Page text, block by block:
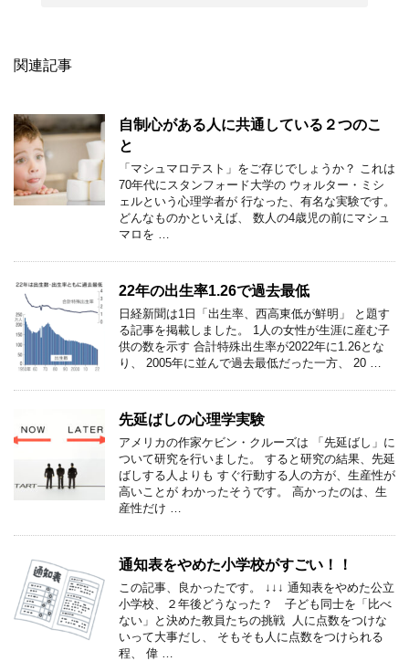
関連記事
自制心がある人に共通している２つのこ
と
「マシュマロテスト」をご存じでしょうか？ これは
70年代にスタンフォード大学の ウォルター・ミシ
ェルという心理学者が 行なった、有名な実験です。
どんなものかといえば、 数人の4歳児の前にマシュ
マロを …
22年の出生率1.26で過去最低
日経新聞は1日「出生率、西高東低が鮮明」 と題す
る記事を掲載しました。 1人の女性が生涯に産む子
供の数を示す 合計特殊出生率が2022年に1.26とな
り、 2005年に並んで過去最低だった一方、 20 …
先延ばしの心理学実験
アメリカの作家ケビン・クルーズは 「先延ばし」に
ついて研究を行いました。 すると研究の結果、先延
ばしする人よりも すぐ行動する人の方が、生産性が
高いことが わかったそうです。 高かったのは、生
産性だけ …
通知表をやめた小学校がすごい！！
この記事、良かったです。 ↓↓↓ 通知表をやめた公立
小学校、２年後どうなった？ 子ども同士を「比べ
ない」と決めた教員たちの挑戦 人に点数をつけな
いって大事だし、 そもそも人に点数をつけられる
程、 偉 …